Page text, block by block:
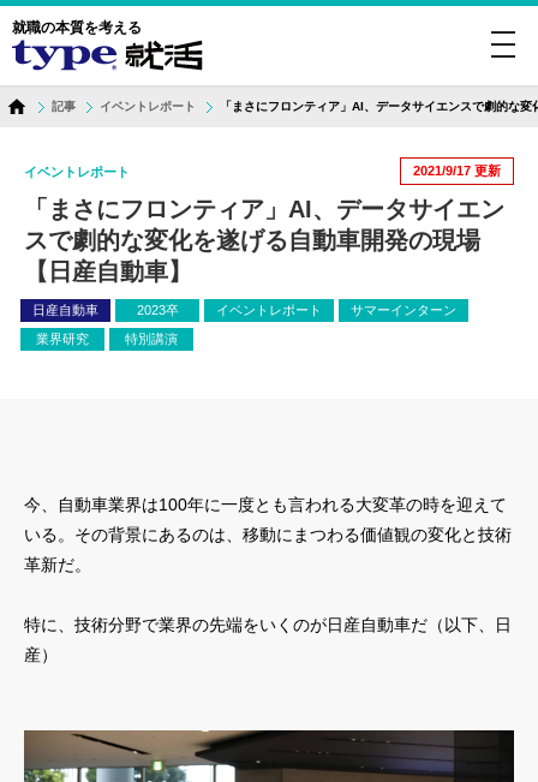
就職の本質を考える
記事 イベントレポート 「まさにフロンティア」AI、データサイエンスで劇的な
2021/9/17 更新
イベントレポート
「まさにフロンティア」AI、データサイエン
スで劇的な変化を遂げる自動車開発の現場
【日産自動車】
日産自動車 2023卒 イベントレポート
サマーインターン
業界研究
特別講演
今、自動車業界は100年に一度とも言われる大変革の時を迎えて
いる。その背景にあるのは、移動にまつわる価値観の変化と技術
革新だ。
特に、技術分野で業界の先端をいくのが日産自動車だ（以下、日
産）